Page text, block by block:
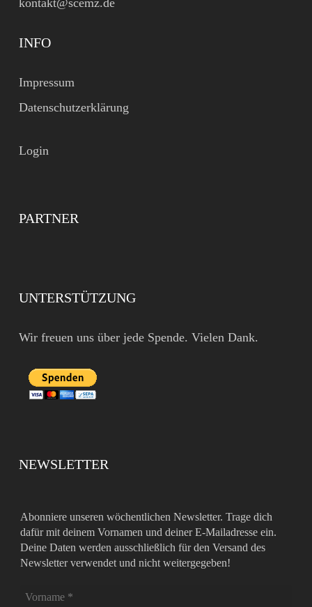
kontakt@scemz.de
INFO
Impressum
Datenschutzerklärung
Login
PARTNER
UNTERSTÜTZUNG
Wir freuen uns über jede Spende. Vielen Dank.
NEWSLETTER
Abonniere unseren wöchentlichen Newsletter. Trage dich
dafür mit deinem Vornamen und deiner E-Mailadresse ein.
Deine Daten werden ausschließlich für den Versand des
Newsletter verwendet und nicht weitergegeben!